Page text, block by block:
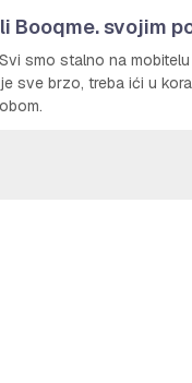
Booqme. svojim
smo stalno na
sve brzo, treba ići u